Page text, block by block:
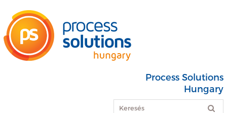
Process Solutions
Hungary